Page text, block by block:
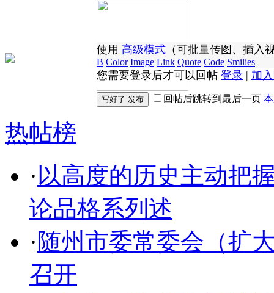
使用 高级模式 （可批量传图、插入
B Color Image Link Quote Code Smilies
您需要登录后才可以回帖 登录 | 加
回帖后跳转到最后一页
热帖榜
·以高度的历史主动把
论品格系列述
·随州市委常委会（扩
召开